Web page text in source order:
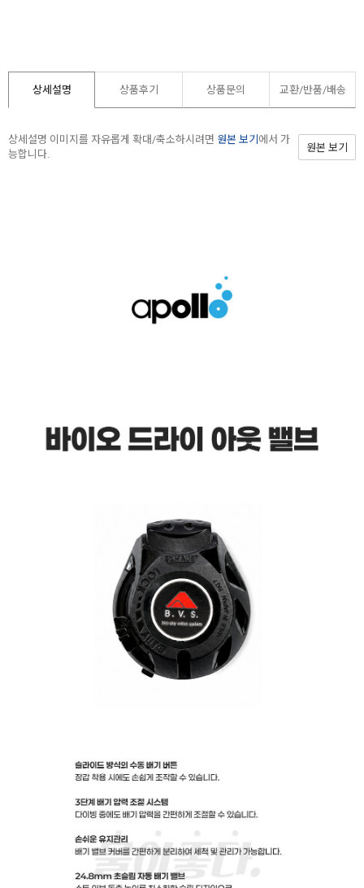
상세설명 상품후기 상품문의 교환/반품/배송
상세설명 이미지를 자유롭게 확대/축소하시려면 원본 보기 에서 가
능합니다.
원본 보기